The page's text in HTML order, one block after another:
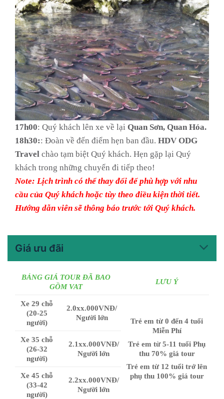
17h00: Quý khách lên xe về lại Quan Sơn, Quan Hóa.
18h30:: Đoàn về đến điểm hẹn ban đầu. HDV ODG
Travel chào tạm biệt Quý khách. Hẹn gặp lại Quý
khách trong những chuyến đi tiếp theo!
Note: Lịch trình có thể thay đổi để phù hợp với nhu
cầu của Quý khách hoặc tùy theo điều kiện thời tiết.
Hướng dẫn viên sẽ thông báo trước tới Quý khách.
Giá ưu đãi
BẢNG GIÁ TOUR ĐÃ BAO
GỒM VAT
LƯU Ý
Xe 29 chỗ
(20-25
người)
2.0xx.000VNĐ/
Người lớn
Trẻ em từ 0 đến 4 tuổi
Miễn Phí
Trẻ em từ 5-11 tuổi Phụ
thu 70% giá tour
Trẻ em từ 12 tuổi trở lên
phụ thu 100% giá tour
Xe 35 chỗ
(26-32
người)
2.1xx.000VNĐ/
Người lớn
Xe 45 chỗ
(33-42
người)
2.2xx.000VNĐ/
Người lớn